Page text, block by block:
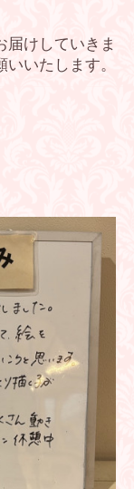
届けしていきま
いたします。